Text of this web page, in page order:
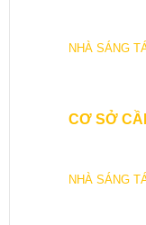
NHÀ SÁNG
CƠ SỞ
NHÀ SÁNG